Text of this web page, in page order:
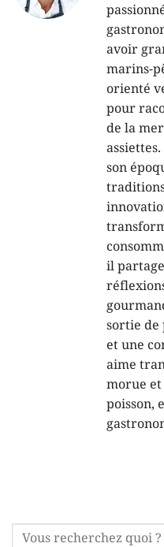
avoir
marins-
orienté
pour
de la
son
il
sortie de
et une
aime
morue
poisson,